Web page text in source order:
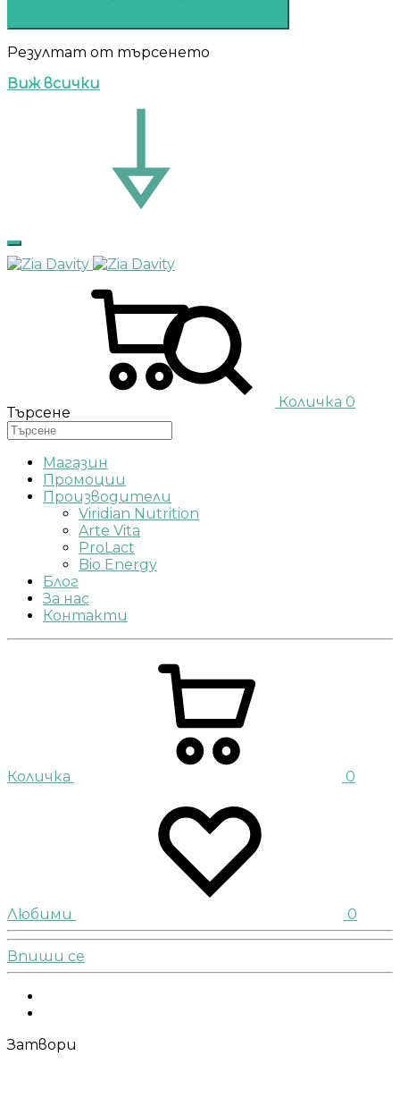
Резултат от търсенето
Виж всички
Количка 0
Търсене
Магазин
Промоции
Производители
Viridian Nutrition
Arte Vita
ProLact
Bio Energy
Блог
За нас
Контакти
Количка 0
Любими 0
Впиши се
Затвори